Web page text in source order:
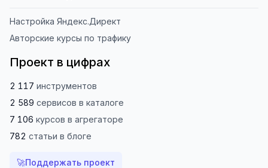
Настройка Яндекс.Директ
Авторские курсы по трафику
Проект в цифрах
2 117 инструментов
2 589 сервисов в каталоге
7 106 курсов в агрегаторе
782 статьи в блоге
🚀Поддержать проект